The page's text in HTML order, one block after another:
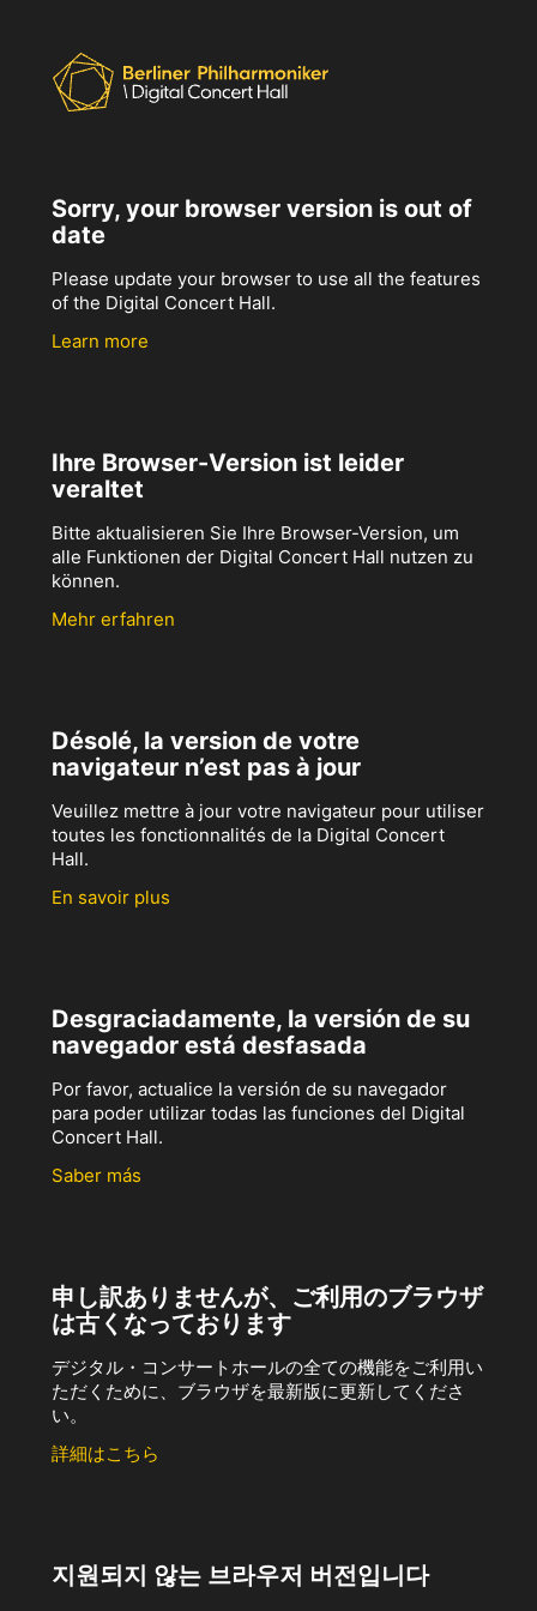
Sorry, your browser version is out of
date
Please update your browser to use all the features
of the Digital Concert Hall.
Learn more
Ihre Browser-Version ist leider
veraltet
Bitte aktualisieren Sie Ihre Browser-Version, um
alle Funktionen der Digital Concert Hall nutzen zu
können.
Mehr erfahren
Désolé, la version de votre
navigateur n’est pas à jour
Veuillez mettre à jour votre navigateur pour utiliser
toutes les fonctionnalités de la Digital Concert
Hall.
En savoir plus
Desgraciadamente, la versión de su
navegador está desfasada
Por favor, actualice la versión de su navegador
para poder utilizar todas las funciones del Digital
Concert Hall.
Saber más
申し訳ありませんが、ご利用のブラウザ
は古くなっております
デジタル・コンサートホールの全ての機能をご利用い
ただくために、ブラウザを最新版に更新してくださ
い。
詳細はこちら
지원되지 않는 브라우저 버전입니다